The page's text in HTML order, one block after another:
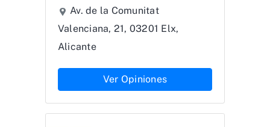
Av. de la Comunitat
Valenciana, 21, 03201 Elx,
Alicante
Ver Opiniones